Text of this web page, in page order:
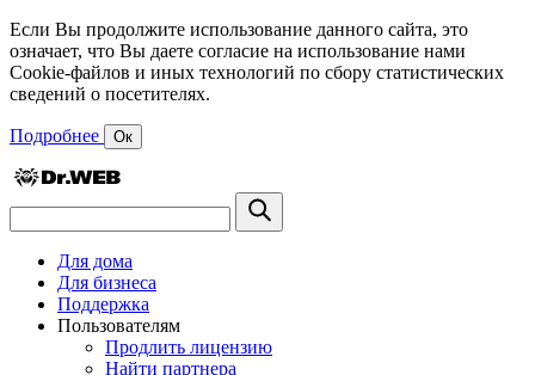
Если Вы продолжите использование данного сайта, это
означает, что Вы даете согласие на использование нами
Cookie-файлов и иных технологий по сбору статистических
сведений о посетителях.
Подробнее Ок
Для дома
Для бизнеса
Поддержка
Пользователям
Продлить лицензию
Найти партнера